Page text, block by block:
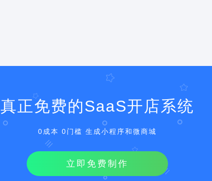
真正免费的SaaS开店系统
0成本 0门槛 生成小程序和微商城
立即免费制作